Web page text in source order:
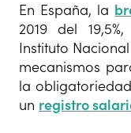
En España, la
2019 del
Instituto
mecanismos
la
un registro